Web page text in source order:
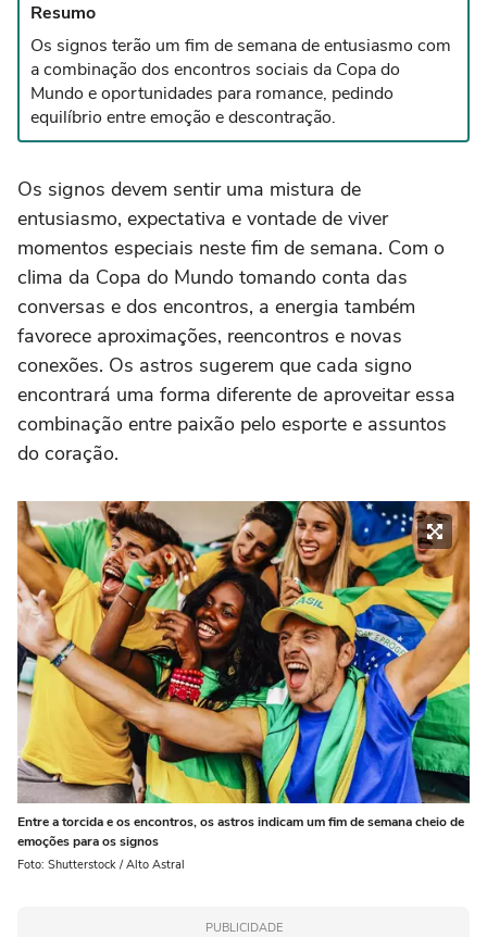
Resumo
Os signos terão um fim de semana de entusiasmo com
a combinação dos encontros sociais da Copa do
Mundo e oportunidades para romance, pedindo
equilíbrio entre emoção e descontração.
Os signos devem sentir uma mistura de
entusiasmo, expectativa e vontade de viver
momentos especiais neste fim de semana. Com o
clima da Copa do Mundo tomando conta das
conversas e dos encontros, a energia também
favorece aproximações, reencontros e novas
conexões. Os astros sugerem que cada signo
encontrará uma forma diferente de aproveitar essa
combinação entre paixão pelo esporte e assuntos
do coração.
Entre a torcida e os encontros, os astros indicam um fim de semana cheio de
emoções para os signos
Foto: Shutterstock / Alto Astral
PUBLICIDADE